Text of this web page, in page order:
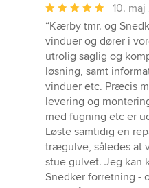
Gennemsnitlig
bedømmelse:
5
ud
af
5
stjerner
10. maj
“Kærby tmr. og
vinduer og dører i
utrolig saglig og
løsning, samt
vinduer etc. Præcis
levering og
med fugning etc er
Løste samtidig en
trægulve, således at
stue gulvet. Jeg kan
Snedker forretning -